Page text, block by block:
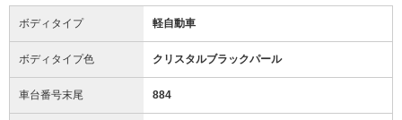
ボディタイプ 軽自動車
ボディタイプ色 クリスタルブラックパール
車台番号末尾 884